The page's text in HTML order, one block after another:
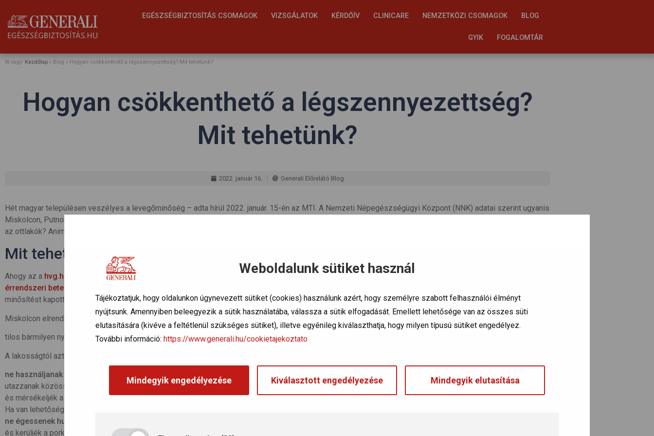
Weboldalunk sütiket használ
Tájékoztatjuk, hogy oldalunkon úgynevezett sütiket (cookies) használunk azért, hogy személyre szabott felhasználói élményt
nyújtsunk. Amennyiben beleegyezik a sütik használatába, válassza a sütik elfogadását. Emellett lehetősége van az összes süti
elutasítására (kivéve a feltétlenül szükséges sütiket), illetve egyénileg kiválaszthatja, hogy milyen típusú sütiket engedélyez.
További információ: https://www.generali.hu/cookietajekoztato
Mindegyik engedélyezése Kiválasztott engedélyezése Mindegyik elutasítása
EGÉSZSÉGBIZTOSÍTÁS CSOMAGOK VIZSGÁLATOK KÉRDŐÍV CLINICARE NEMZETKÖZI CSOMAGOK BLOG
GYIK FOGALOMTÁR
Itt vagy: Kezdőlap » Blog » Hogyan csökkenthető a légszennyezettség? Mit tehetünk?
Hogyan csökkenthető a légszennyezettség?
Mit tehetünk?
2022. január 16. Generali Előrelátó Blog
Hét magyar településen veszélyes a levegőminőség – adta hírül 2022. január. 15-én az MTI. A Nemzeti Népegészségügyi Központ (NNK) adatai szerint ugyanis
Miskolcon, Putnokon, Kazincbarcikán és Sajószentpéteren, továbbá Salgótarjánban, Egerben és Hernádszurdokon is
az ottlakók? Animált infografikánkban körüljárjuk a szennyezett levegő problémáját, és tippeket adunk a légszennyezettség csökkentéséhez.
Mit tehetünk a légszennyezettség ellen?
Ahogy az a hvg.hu cikkéből kideül, az NNK felhívta lakosság a figyelmet arra, hogy az érzékeny csoportba tartozók – gyermekek, krónikus légúti, illetve
érrendszeri betegségben
minősítést kapott településeken a szabadban.
Miskolcon elrendelték a füstködriadó (szmogriadó) tájékoztatási fokozatát, amikor
tilos bármilyen nyílt téri égetés.
A lakosságtól azt kérik, hogy
ne használjanak személyautót
(főleg a dízelüzeműeket),
utazzanak közösségi közlekedéssel,
és mérsékeljék a szilárd (szén-, fa-) és olajtüzelésű fűtőberendezések használatát.
Ha van lehetőség gázfűtésre, inkább azt használják,
ne égessenek hulladékot, műanyagokat
és kerüljék a porképződéssel járó tevékenységeket.